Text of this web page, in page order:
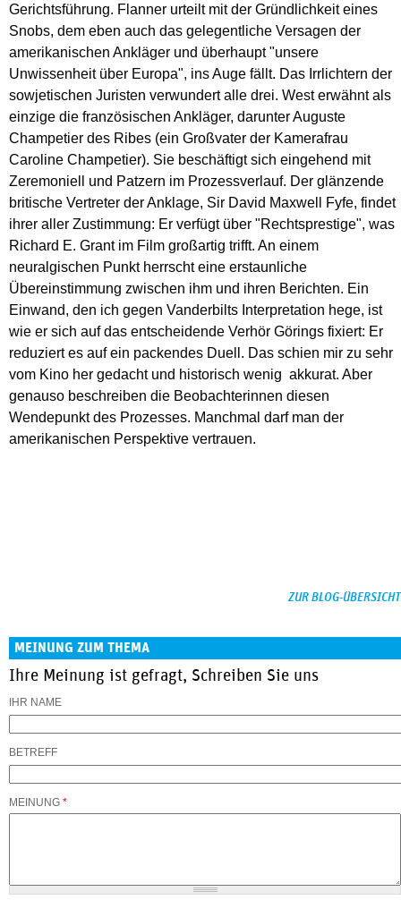
Gerichtsführung. Flanner urteilt mit der Gründlichkeit eines
Snobs, dem eben auch das gelegentliche Versagen der
amerikanischen Ankläger und überhaupt "unsere
Unwissenheit über Europa", ins Auge fällt. Das Irrlichtern der
sowjetischen Juristen verwundert alle drei. West erwähnt als
einzige die französischen Ankläger, darunter Auguste
Champetier des Ribes (ein Großvater der Kamerafrau
Caroline Champetier). Sie beschäftigt sich eingehend mit
Zeremoniell und Patzern im Prozessverlauf. Der glänzende
britische Vertreter der Anklage, Sir David Maxwell Fyfe, findet
ihrer aller Zustimmung: Er verfügt über "Rechtsprestige", was
Richard E. Grant im Film großartig trifft. An einem
neuralgischen Punkt herrscht eine erstaunliche
Übereinstimmung zwischen ihm und ihren Berichten. Ein
Einwand, den ich gegen Vanderbilts Interpretation hege, ist
wie er sich auf das entscheidende Verhör Görings fixiert: Er
reduziert es auf ein packendes Duell. Das schien mir zu sehr
vom Kino her gedacht und historisch wenig akkurat. Aber
genauso beschreiben die Beobachterinnen diesen
Wendepunkt des Prozesses. Manchmal darf man der
amerikanischen Perspektive vertrauen.
ZUR BLOG-ÜBERSICHT
MEINUNG ZUM THEMA
Ihre Meinung ist gefragt, Schreiben Sie uns
IHR NAME
BETREFF
MEINUNG *